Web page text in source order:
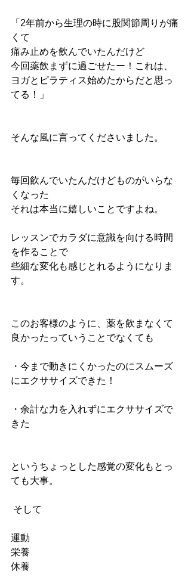
「2年前から生理の時に股関節周りが痛
くて
痛み止めを飲んでいたんだけど
今回薬飲まずに過ごせたー！これは、
ヨガとピラティス始めたからだと思っ
てる！」
そんな風に言ってくださいました。
毎回飲んでいたんだけどものがいらな
くなった
それは本当に嬉しいことですよね。
レッスンでカラダに意識を向ける時間
を作ることで
些細な変化も感じとれるようになりま
す。
このお客様のように、薬を飲まなくて
良かったっていうことでなくても
・今まで動きにくかったのにスムーズ
にエクササイズできた！
・余計な力を入れずにエクササイズで
きた
というちょっとした感覚の変化もとっ
ても大事。
そして
運動
栄養
休養